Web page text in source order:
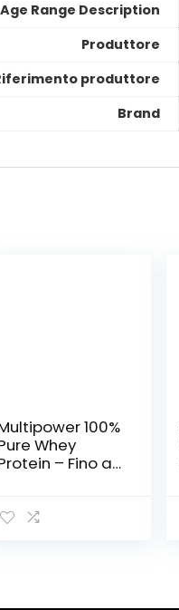
Age Range Description
Produttore
produttore
Brand
100%
Whey
– Fino a
Latte – Proteine